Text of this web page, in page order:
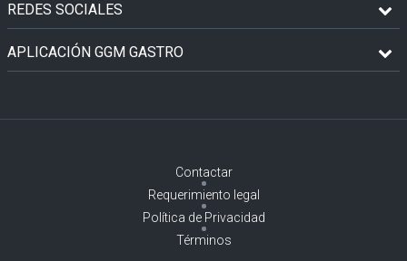
REDES SOCIALES
APLICACIÓN GGM GASTRO
Contactar
Requerimiento legal
Política de Privacidad
Términos